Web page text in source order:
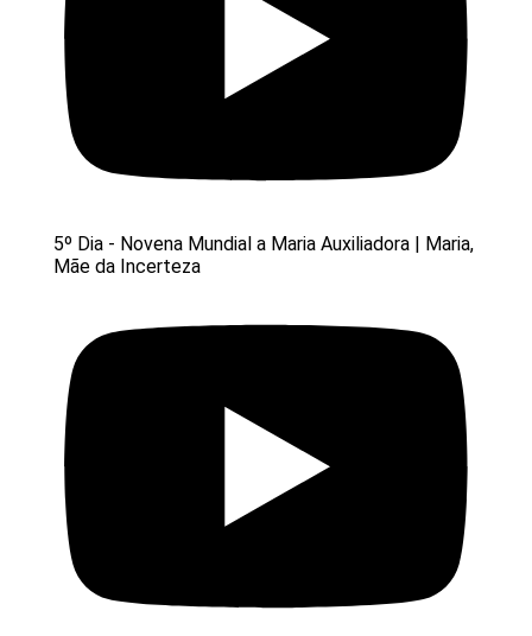
5º Dia - Novena Mundial a Maria Auxiliadora | Maria,
Mãe da Incerteza